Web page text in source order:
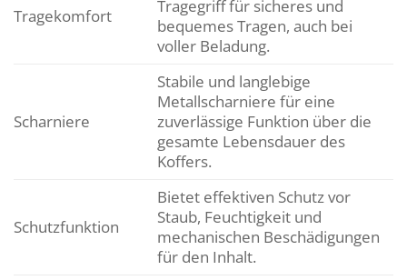
Tragekomfort
Tragegriff für sicheres und
bequemes Tragen, auch bei
voller Beladung.
Scharniere
Stabile und langlebige
Metallscharniere für eine
zuverlässige Funktion über die
gesamte Lebensdauer des
Koffers.
Schutzfunktion
Bietet effektiven Schutz vor
Staub, Feuchtigkeit und
mechanischen Beschädigungen
für den Inhalt.